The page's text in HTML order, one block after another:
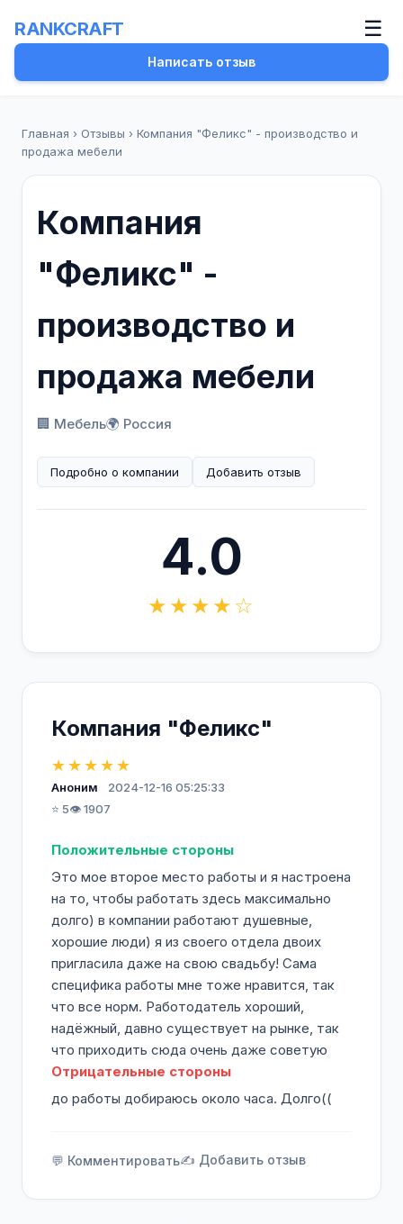
RANKCRAFT ☰
Написать отзыв
Главная › Отзывы › Компания "Феликс" - производство и
продажа мебели
Компания
"Феликс" -
производство и
продажа мебели
🏢 Мебель🌍 Россия
Подробно о компании Добавить отзыв
4.0
★★★★☆
Компания "Феликс"
★★★★★
Аноним
2024-12-16 05:25:33
⭐ 5👁️ 1907
Положительные стороны
Это мое второе место работы и я настроена
на то, чтобы работать здесь максимально
долго) в компании работают душевные,
хорошие люди) я из своего отдела двоих
пригласила даже на свою свадьбу! Сама
специфика работы мне тоже нравится, так
что все норм. Работодатель хороший,
надёжный, давно существует на рынке, так
что приходить сюда очень даже советую
Отрицательные стороны
до работы добираюсь около часа. Долго((
💬 Комментировать✍️ Добавить отзыв